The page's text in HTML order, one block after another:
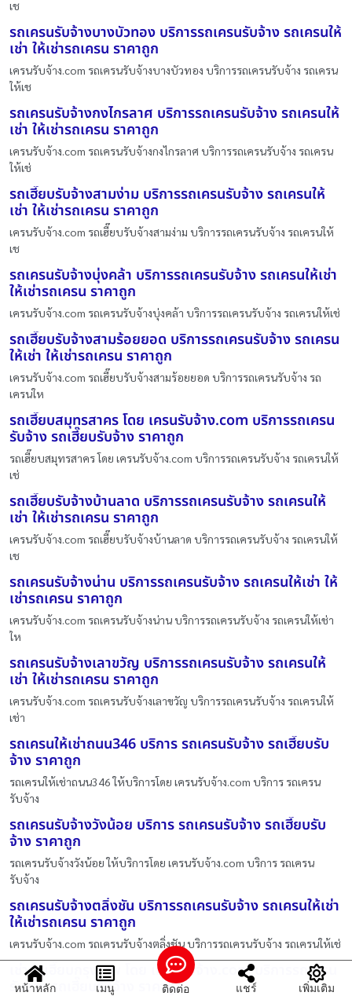
เช
รถเครนรับจ้างบางบัวทอง บริการรถเครนรับจ้าง รถเครนให้
เช่า ให้เช่ารถเครน ราคาถูก
เครนรับจ้าง.com รถเครนรับจ้างบางบัวทอง บริการรถเครนรับจ้าง รถเครน
ให้เช
รถเครนรับจ้างกงไกรลาศ บริการรถเครนรับจ้าง รถเครนให้
เช่า ให้เช่ารถเครน ราคาถูก
เครนรับจ้าง.com รถเครนรับจ้างกงไกรลาศ บริการรถเครนรับจ้าง รถเครน
ให้เช่
รถเฮี๊ยบรับจ้างสามง่าม บริการรถเครนรับจ้าง รถเครนให้
เช่า ให้เช่ารถเครน ราคาถูก
เครนรับจ้าง.com รถเฮี๊ยบรับจ้างสามง่าม บริการรถเครนรับจ้าง รถเครนให้
เช
รถเครนรับจ้างบุ่งคล้า บริการรถเครนรับจ้าง รถเครนให้เช่า
ให้เช่ารถเครน ราคาถูก
เครนรับจ้าง.com รถเครนรับจ้างบุ่งคล้า บริการรถเครนรับจ้าง รถเครนให้เช่
รถเฮี๊ยบรับจ้างสามร้อยยอด บริการรถเครนรับจ้าง รถเครน
ให้เช่า ให้เช่ารถเครน ราคาถูก
เครนรับจ้าง.com รถเฮี๊ยบรับจ้างสามร้อยยอด บริการรถเครนรับจ้าง รถ
เครนให
รถเฮี๊ยบสมุทรสาคร โดย เครนรับจ้าง.com บริการรถเครน
รับจ้าง รถเฮี๊ยบรับจ้าง ราคาถูก
รถเฮี๊ยบสมุทรสาคร โดย เครนรับจ้าง.com บริการรถเครนรับจ้าง รถเครนให้
เช่
รถเฮี๊ยบรับจ้างบ้านลาด บริการรถเครนรับจ้าง รถเครนให้
เช่า ให้เช่ารถเครน ราคาถูก
เครนรับจ้าง.com รถเฮี๊ยบรับจ้างบ้านลาด บริการรถเครนรับจ้าง รถเครนให้
เช
รถเครนรับจ้างน่าน บริการรถเครนรับจ้าง รถเครนให้เช่า ให้
เช่ารถเครน ราคาถูก
เครนรับจ้าง.com รถเครนรับจ้างน่าน บริการรถเครนรับจ้าง รถเครนให้เช่า
ให
รถเครนรับจ้างเลาขวัญ บริการรถเครนรับจ้าง รถเครนให้
เช่า ให้เช่ารถเครน ราคาถูก
เครนรับจ้าง.com รถเครนรับจ้างเลาขวัญ บริการรถเครนรับจ้าง รถเครนให้
เช่า
รถเครนให้เช่าถนน346 บริการ รถเครนรับจ้าง รถเฮี๊ยบรับ
จ้าง ราคาถูก
รถเครนให้เช่าถนน346 ให้บริการโดย เครนรับจ้าง.com บริการ รถเครน
รับจ้าง
รถเครนรับจ้างวังน้อย บริการ รถเครนรับจ้าง รถเฮี๊ยบรับ
จ้าง ราคาถูก
รถเครนรับจ้างวังน้อย ให้บริการโดย เครนรับจ้าง.com บริการ รถเครน
รับจ้าง
รถเครนรับจ้างตลิ่งชัน บริการรถเครนรับจ้าง รถเครนให้เช่า
ให้เช่ารถเครน ราคาถูก
เครนรับจ้าง.com รถเครนรับจ้างตลิ่งชัน บริการรถเครนรับจ้าง รถเครนให้เช่
เช่ารถเฮี๊ยบกรุงเทพ โดย เครนรับจ้าง.com บริการรถเครน
รับจ้าง รถเฮี๊ยบรับจ้าง ราคาถูก
หน้าหลัก เมนู ติดต่อ แชร์ เพิ่มเติม